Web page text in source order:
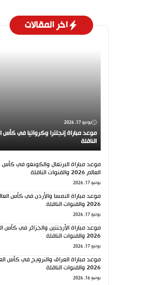
اخر المقالات
يونيو 17, 2026
الناقلة
موعد مباراة البرتغال والكونغو في كأس
العالم 2026 والقنوات الناقلة
يونيو 17, 2026
موعد مباراة النمسا والأردن في كأس
2026 والقنوات الناقلة
يونيو 17, 2026
موعد مباراة الأرجنتين والجزائر في كأس
2026 والقنوات الناقلة
يونيو 17, 2026
موعد مباراة العراق والنرويج في كأس
2026 والقنوات الناقلة
يونيو 16, 2026